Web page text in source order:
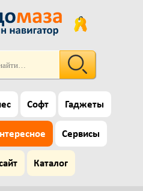
Софт Гаджеты
Сервисы
Каталог